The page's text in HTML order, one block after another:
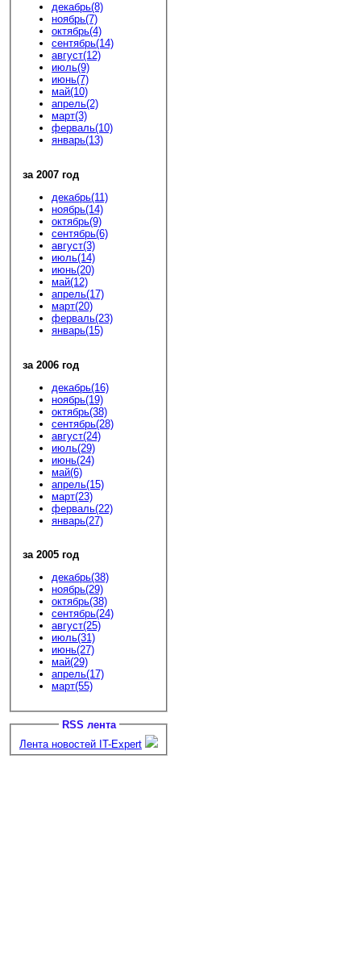
декабрь(8)
ноябрь(7)
октябрь(4)
сентябрь(14)
август(12)
июль(9)
июнь(7)
май(10)
апрель(2)
март(3)
ферваль(10)
январь(13)
за 2007 год
декабрь(11)
ноябрь(14)
октябрь(9)
сентябрь(6)
август(3)
июль(14)
июнь(20)
май(12)
апрель(17)
март(20)
ферваль(23)
январь(15)
за 2006 год
декабрь(16)
ноябрь(19)
октябрь(38)
сентябрь(28)
август(24)
июль(29)
июнь(24)
май(6)
апрель(15)
март(23)
ферваль(22)
январь(27)
за 2005 год
декабрь(38)
ноябрь(29)
октябрь(38)
сентябрь(24)
август(25)
июль(31)
июнь(27)
май(29)
апрель(17)
март(55)
RSS лента
Лента новостей IT-Expert